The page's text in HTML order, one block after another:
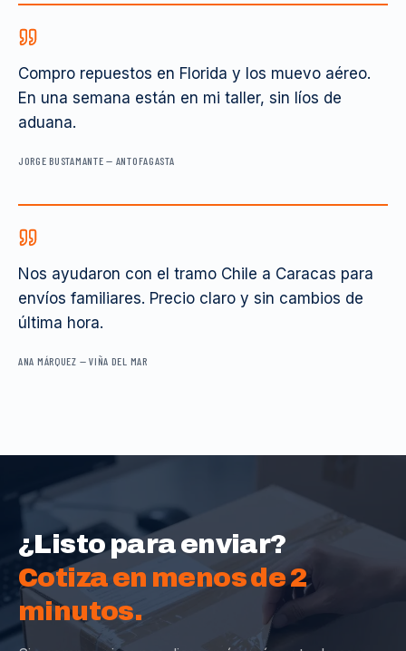
Compro repuestos en Florida y los muevo aéreo.
En una semana están en mi taller, sin líos de
aduana.
JORGE BUSTAMANTE — ANTOFAGASTA
Nos ayudaron con el tramo Chile a Caracas para
envíos familiares. Precio claro y sin cambios de
última hora.
ANA MÁRQUEZ —VIÑA DEL MAR
¿Listo para enviar?
Cotiza en menos de 2
minutos.